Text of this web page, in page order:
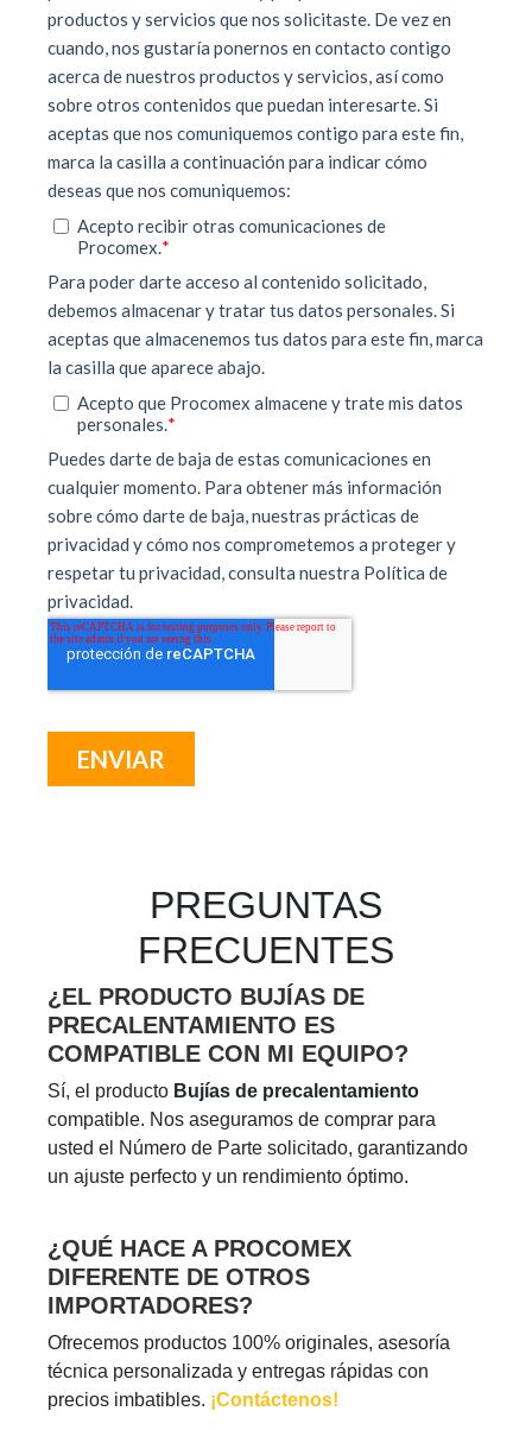
PREGUNTAS
FRECUENTES
¿EL PRODUCTO BUJÍAS DE
PRECALENTAMIENTO ES
COMPATIBLE CON MI EQUIPO?
Sí, el producto Bujías de precalentamiento
compatible. Nos aseguramos de comprar para
usted el Número de Parte solicitado, garantizando
un ajuste perfecto y un rendimiento óptimo.
¿QUÉ HACE A PROCOMEX
DIFERENTE DE OTROS
IMPORTADORES?
Ofrecemos productos 100% originales, asesoría
técnica personalizada y entregas rápidas con
precios imbatibles. ¡Contáctenos!